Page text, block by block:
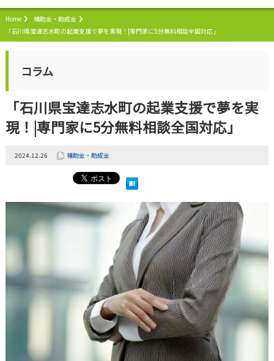
Home
補助金・助成金
「石川県宝達志水町の起業支援で夢を実現！|専門家に5分無料相談全国対応」
コラム
「石川県宝達志水町の起業支援で夢を実
現！|専門家に5分無料相談全国対応」
2024.12.26 補助金・助成金